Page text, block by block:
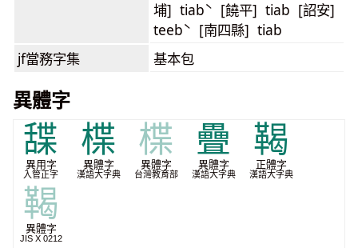
埔] tiabˋ [饒平] tiab [詔安]
teebˋ [南四縣] tiab
jf當務字集 基本包
異體字
䑜
異用字
入管正字
楪
異體字
漢語大字典
楪
異體字
台灣教育部
疊
異體字
漢語大字典
鞨
正體字
漢語大字典
鞨
異體字
JIS X 0212